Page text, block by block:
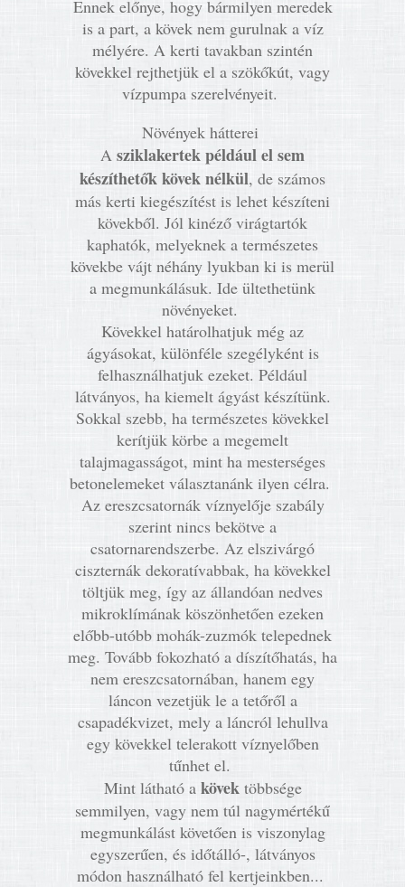
Ennek előnye, hogy bármilyen meredek
is a part, a kövek nem gurulnak a víz
mélyére. A kerti tavakban szintén
kövekkel rejthetjük el a szökőkút, vagy
vízpumpa szerelvényeit.
Növények hátterei
A sziklakertek például el sem
készíthetők kövek nélkül, de számos
más kerti kiegészítést is lehet készíteni
kövekből. Jól kinéző virágtartók
kaphatók, melyeknek a természetes
kövekbe vájt néhány lyukban ki is merül
a megmunkálásuk. Ide ültethetünk
növényeket.
Kövekkel határolhatjuk még az
ágyásokat, különféle szegélyként is
felhasználhatjuk ezeket. Például
látványos, ha kiemelt ágyást készítünk.
Sokkal szebb, ha természetes kövekkel
kerítjük körbe a megemelt
talajmagasságot, mint ha mesterséges
betonelemeket választanánk ilyen célra.
Az ereszcsatornák víznyelője szabály
szerint nincs bekötve a
csatornarendszerbe. Az elszivárgó
ciszternák dekoratívabbak, ha kövekkel
töltjük meg, így az állandóan nedves
mikroklímának köszönhetően ezeken
előbb-utóbb mohák-zuzmók telepednek
meg. Tovább fokozható a díszítőhatás, ha
nem ereszcsatornában, hanem egy
láncon vezetjük le a tetőről a
csapadékvizet, mely a láncról lehullva
egy kövekkel telerakott víznyelőben
tűnhet el.
Mint látható a kövek többsége
semmilyen, vagy nem túl nagymértékű
megmunkálást követően is viszonylag
egyszerűen, és időtálló-, látványos
módon használható fel kertjeinkben...